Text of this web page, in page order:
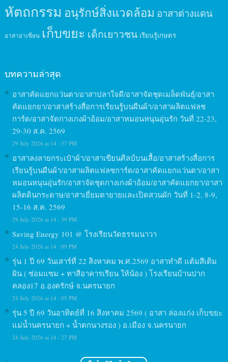
หัตถกรรม อนุรักษ์สิ่งแวดล้อม อาสาต่างแดน
อาสาอาเซียน เก็บขยะ เด็กเยาวชน เรียนรู้เกษตร
บทความล่าสุด
อาสาคัดแยกแว่นตา/อาสาปลาใจดี/อาสาจัดชุดเมล็ดพันธุ์/อาสา
คัดแยกยา/อาสาสร้างสื่อการเรียนรู้บนผืนผ้า/อาสาผลิตแฟลช
การ์ด/อาสาจัดกางเกงผ้าอ้อม/อาสาหมอนหนุนอุ่นรัก วันที่ 22-23,
29-30 ส.ค. 2569
29 July 2026 at 14 : 37 PM
อาสาลงลายกระเป๋าผ้า/อาสาเขียนศิลป์บนเสื้อ/อาสาสร้างสื่อการ
เรียนรู้บนผืนผ้า/อาสาผลิตแฟลชการ์ด/อาสาคัดแยกแว่นตา/อาสา
หมอนหนุนอุ่นรัก/อาสาจัดชุดกางเกงผ้าอ้อม/อาสาคัดแยกยา/อาสา
ผลิตดินกระดาษ/อาสาเยี่ยมตายายและเปิดสวนผัก วันที่ 1-2, 8-9,
15-16 ส.ค. 2569
29 July 2026 at 14 : 39 PM
Saving Energy 101 @ โรงเรียนวัดธรรมนาวา
24 July 2026 at 14 : 09 PM
รุ่น 1 ปี 69 วันเสาร์ที่ 22 สิงหาคม พ.ศ.2569 อาสาทำดี แต้มสีเติม
ฝัน ( ซ่อมแซม + ทาสีอาคารเรียน ให้น้อง ) โรงเรียนบ้านปาก
คลอง17 อ.องครักษ์ จ.นครนายก
24 July 2026 at 14 : 05 PM
รุ่น 5 ปี 69 วันอาทิตย์ที่ 16 สิงหาคม 2569 ( อาสา ล่องแก่ง เก็บขยะ
แม่น้ำนครนายก + น้ำตกนางรอง ) อ.เมือง จ.นครนายก
24 July 2026 at 14 : 27 PM